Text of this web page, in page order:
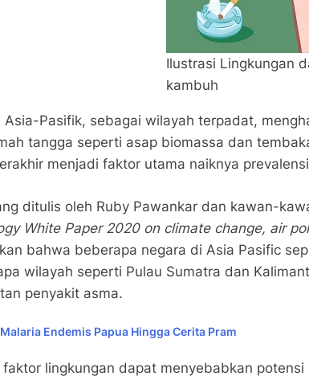
Ilustrasi Lingkungan
kambuh
Asia-Pasifik, sebagai wilayah terpadat,
tangga seperti asap biomassa dan
menjadi faktor utama naiknya
ditulis oleh Ruby Pawankar dan kawan-
White Paper 2020 on climate change, air
bahwa beberapa negara di Asia Pasific
wilayah seperti Pulau Sumatra dan
penyakit asma.
Malaria Endemis Papua Hingga Cerita Pram
faktor lingkungan dapat menyebabkan